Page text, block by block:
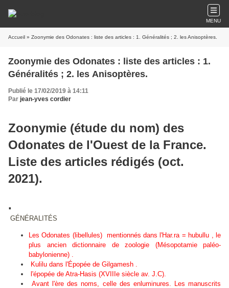
MENU
Accueil » Zoonymie des Odonates : liste des articles : 1. Généralités ; 2. les Anisoptères.
Zoonymie des Odonates : liste des articles : 1.
Généralités ; 2. les Anisoptères.
Publié le 17/02/2019 à 14:11
Par jean-yves cordier
Zoonymie (étude du nom) des
Odonates de l'Ouest de la France.
Liste des articles rédigés (oct.
2021).
.
GÉNÉRALITÉS
Les Odonates (libellules) mentionnés dans l'Har.ra = hubullu , le
plus ancien dictionnaire de zoologie (Mésopotamie paléo-
babylonienne) .
Kulilu dans l'Épopée de Gilgamesh .
l'épopée de Atra-Hasis (XVIIIe siècle av. J.C).
Avant l'ère des noms, celle des enluminures. Les manuscrits